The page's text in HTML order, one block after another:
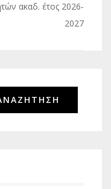
ακαδ. έτος 2026-
2027